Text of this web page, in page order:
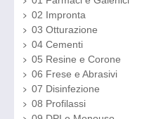
02 Impronta
03 Otturazione
04 Cementi
05 Resine e Corone
06 Frese e Abrasivi
07 Disinfezione
08 Profilassi